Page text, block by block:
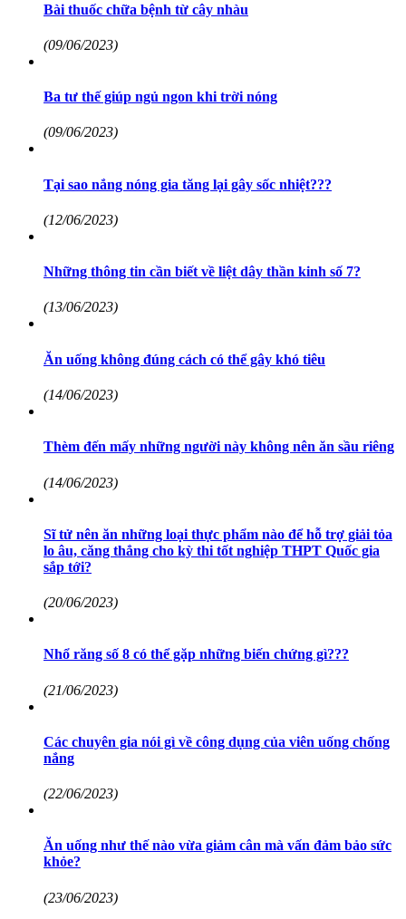
Bài thuốc chữa bệnh từ cây nhàu
(09/06/2023)
Ba tư thế giúp ngủ ngon khi trời nóng
(09/06/2023)
Tại sao nắng nóng gia tăng lại gây sốc nhiệt???
(12/06/2023)
Những thông tin cần biết về liệt dây thần kinh số 7?
(13/06/2023)
Ăn uống không đúng cách có thể gây khó tiêu
(14/06/2023)
Thèm đến mấy những người này không nên ăn sầu riêng
(14/06/2023)
Sĩ tử nên ăn những loại thực phẩm nào để hỗ trợ giải tỏa
lo âu, căng thẳng cho kỳ thi tốt nghiệp THPT Quốc gia
sắp tới?
(20/06/2023)
Nhổ răng số 8 có thể gặp những biến chứng gì???
(21/06/2023)
Các chuyên gia nói gì về công dụng của viên uống chống
nắng
(22/06/2023)
Ăn uống như thế nào vừa giảm cân mà vấn đảm bảo sức
khỏe?
(23/06/2023)